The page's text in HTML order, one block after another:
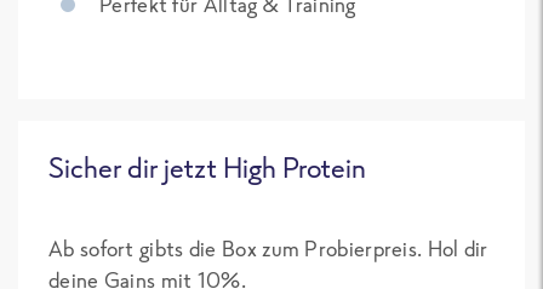
Sicher dir jetzt High Protein
Ab sofort gibts die Box zum Probierpreis. Hol dir
deine Gains mit 10%.